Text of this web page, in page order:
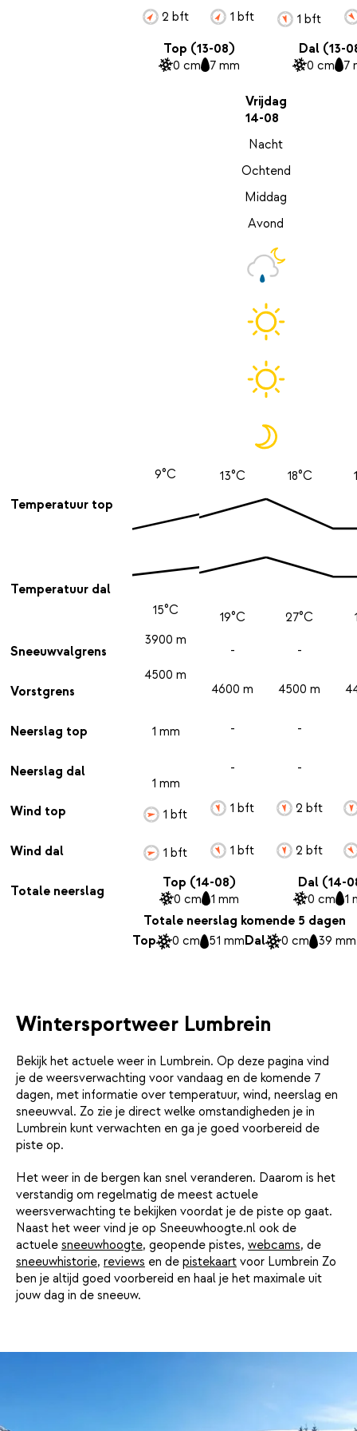
Temperatuur top
Temperatuur dal
Sneeuwvalgrens
Vorstgrens
Neerslag top
Neerslag dal
Wind top
Wind dal
Totale neerslag
2 bft 1 bft 1 bft
Top (13-08)
0 cm 7 mm
Dal (13-
0 cm 7
Vrijdag
14-08
Nacht
Ochtend
Middag
Avond
9°C
15°C
3900 m
4500 m
1 mm
1 mm
1 bft
1 bft
13°C
19°C
-
4600 m
-
-
1 bft
1 bft
18°C
27°C
-
4500 m
-
-
2 bft
2 bft
Top (14-08)
0 cm 1 mm
Dal (14-
0 cm 1
Totale neerslag komende 5 dagen
Top
0 cm 51 mmDal 0 cm 39 mm
Wintersportweer Lumbrein
Bekijk het actuele weer in Lumbrein. Op deze pagina vind
je de weersverwachting voor vandaag en de komende 7
dagen, met informatie over temperatuur, wind, neerslag en
sneeuwval. Zo zie je direct welke omstandigheden je in
Lumbrein kunt verwachten en ga je goed voorbereid de
piste op.
Het weer in de bergen kan snel veranderen. Daarom is het
verstandig om regelmatig de meest actuele
weersverwachting te bekijken voordat je de piste op gaat.
Naast het weer vind je op Sneeuwhoogte.nl ook de
actuele sneeuwhoogte, geopende pistes, webcams, de
sneeuwhistorie, reviews en de pistekaart voor Lumbrein Zo
ben je altijd goed voorbereid en haal je het maximale uit
jouw dag in de sneeuw.